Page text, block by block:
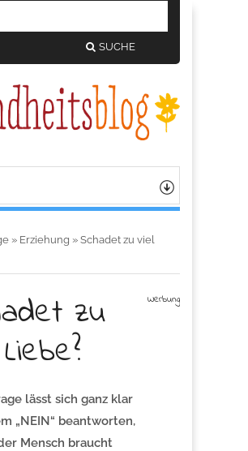
SUCHE
» Erziehung » Schadet zu viel
zu
Werbung
lässt sich ganz klar
„NEIN“ beantworten,
Mensch braucht